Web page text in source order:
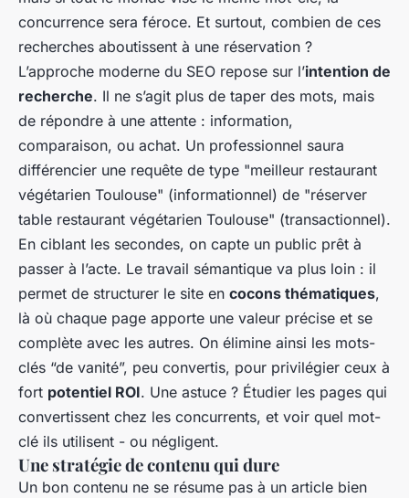
concurrence sera féroce. Et surtout, combien de ces
recherches aboutissent à une réservation ?
L’approche moderne du SEO repose sur l’intention de
recherche. Il ne s’agit plus de taper des mots, mais
de répondre à une attente : information,
comparaison, ou achat. Un professionnel saura
différencier une requête de type "meilleur restaurant
végétarien Toulouse" (informationnel) de "réserver
table restaurant végétarien Toulouse" (transactionnel).
En ciblant les secondes, on capte un public prêt à
passer à l’acte. Le travail sémantique va plus loin : il
permet de structurer le site en cocons thématiques,
là où chaque page apporte une valeur précise et se
complète avec les autres. On élimine ainsi les mots-
clés “de vanité”, peu convertis, pour privilégier ceux à
fort potentiel ROI. Une astuce ? Étudier les pages qui
convertissent chez les concurrents, et voir quel mot-
clé ils utilisent - ou négligent.
Une stratégie de contenu qui dure
Un bon contenu ne se résume pas à un article bien